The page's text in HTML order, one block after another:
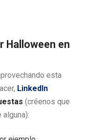
Halloween en
esta
LinkedIn
(créenos que
alguna):